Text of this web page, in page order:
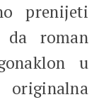
prenijeti
roman
u